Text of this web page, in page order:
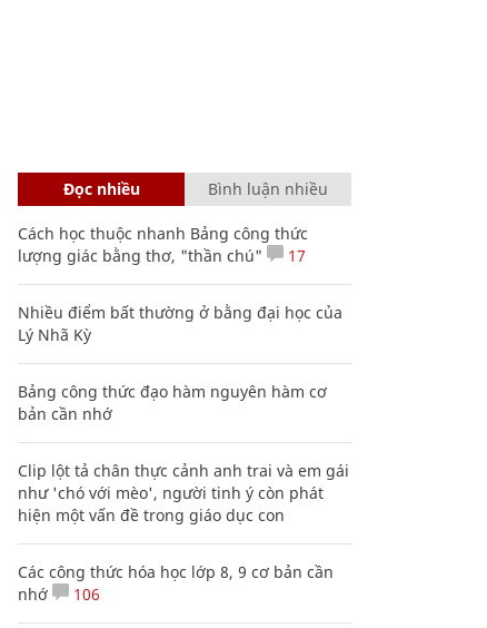
Đọc nhiều Bình luận nhiều
Cách học thuộc nhanh Bảng công thức
lượng giác bằng thơ, "thần chú"
17
Nhiều điểm bất thường ở bằng đại học của
Lý Nhã Kỳ
Bảng công thức đạo hàm nguyên hàm cơ
bản cần nhớ
Clip lột tả chân thực cảnh anh trai và em gái
như 'chó với mèo', người tinh ý còn phát
hiện một vấn đề trong giáo dục con
Các công thức hóa học lớp 8, 9 cơ bản cần
nhớ
106